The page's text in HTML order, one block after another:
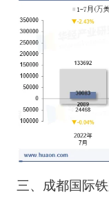
三、成都国际